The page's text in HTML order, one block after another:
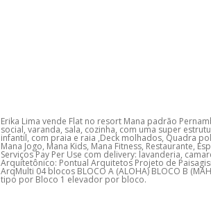
Erika Lima vende Flat no resort Mana padrão
social, varanda, sala, cozinha, com uma super
infantil, com praia e raia ,Deck molhados, Quadra
Mana Jogo, Mana Kids, Mana Fitness, Restaurante,
Serviços Pay Per Use com delivery: lavanderia,
Arquitetônico: Pontual Arquitetos Projeto de
ArqMulti 04 blocos BLOCO A (ALOHA) BLOCO B
tipo por Bloco 1 elevador por bloco.